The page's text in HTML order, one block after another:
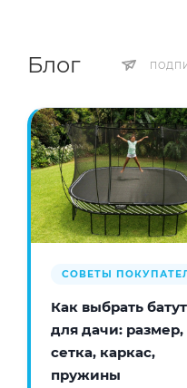
Блог
СОВЕТЫ
Как выбрать батут
для дачи: размер,
сетка, каркас,
пружины